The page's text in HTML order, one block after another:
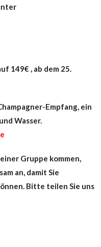
149€ , ab dem 25.
Empfang, ein
Wasser.
Gruppe kommen,
an, damit Sie
Bitte teilen Sie uns